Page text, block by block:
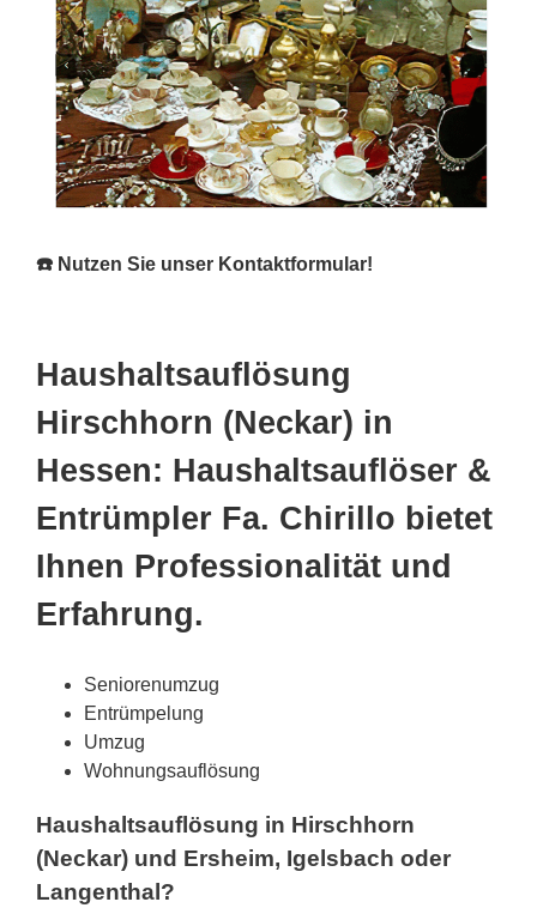
☎️ Nutzen Sie unser Kontaktformular!
Haushaltsauflösung
Hirschhorn (Neckar) in
Hessen: Haushaltsauflöser &
Entrümpler Fa. Chirillo bietet
Ihnen Professionalität und
Erfahrung.
Seniorenumzug
Entrümpelung
Umzug
Wohnungsauflösung
Haushaltsauflösung in Hirschhorn
(Neckar) und Ersheim, Igelsbach oder
Langenthal?